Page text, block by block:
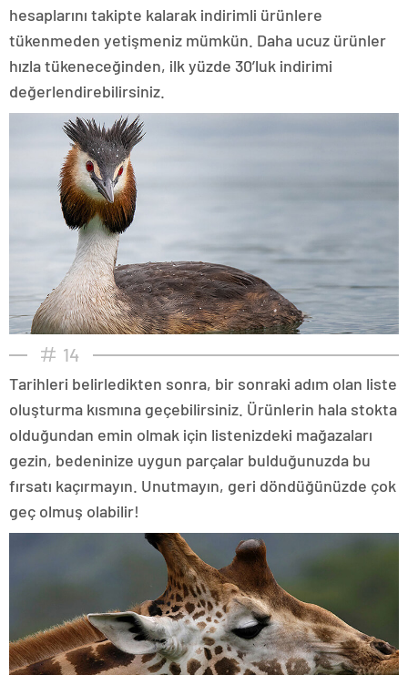
hesaplarını takipte kalarak indirimli ürünlere
tükenmeden yetişmeniz mümkün. Daha ucuz ürünler
hızla tükeneceğinden, ilk yüzde 30’luk indirimi
değerlendirebilirsiniz.
14
Tarihleri belirledikten sonra, bir sonraki adım olan liste
oluşturma kısmına geçebilirsiniz. Ürünlerin hala stokta
olduğundan emin olmak için listenizdeki mağazaları
gezin, bedeninize uygun parçalar bulduğunuzda bu
fırsatı kaçırmayın. Unutmayın, geri döndüğünüzde çok
geç olmuş olabilir!